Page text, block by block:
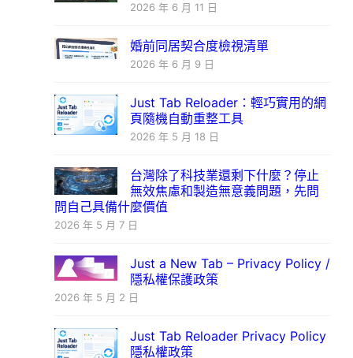
2026 年 6 月 11 日
婚前同居契合度檢視清單
2026 年 6 月 9 日
Just Tab Reloader：輕巧實用的網
頁隨機自動重整工具
2026 年 5 月 18 日
台灣除了科技業還剩下什麼？停止
無效焦慮和製造無意義問題，先問
問自己具備什麼價值
2026 年 5 月 7 日
Just a New Tab – Privacy Policy /
隱私權保護政策
2026 年 5 月 2 日
Just Tab Reloader Privacy Policy
隱私權政策